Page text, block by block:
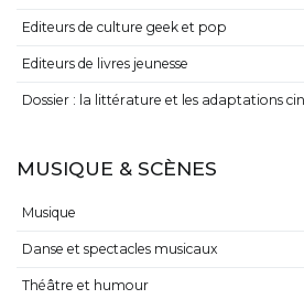
Editeurs de culture geek et pop
Editeurs de livres jeunesse
Dossier : la littérature et les adaptations
MUSIQUE & SCÈNES
Musique
Danse et spectacles musicaux
Théâtre et humour